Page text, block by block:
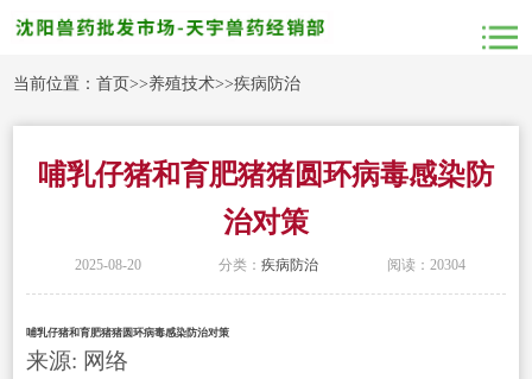
当前位置：首页>>养殖技术>>疾病防治
哺乳仔猪和育肥猪猪圆环病毒感染防
治对策
2025-08-20 分类： 疾病防治 阅读：20304
哺乳仔猪和育肥猪猪圆环病毒感染防治对策
来源: 网络